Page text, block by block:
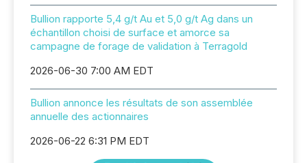
Bullion rapporte 5,4 g/t Au et 5,0 g/t Ag dans un
échantillon choisi de surface et amorce sa
campagne de forage de validation à Terragold
2026-06-30 7:00 AM EDT
Bullion annonce les résultats de son assemblée
annuelle des actionnaires
2026-06-22 6:31 PM EDT